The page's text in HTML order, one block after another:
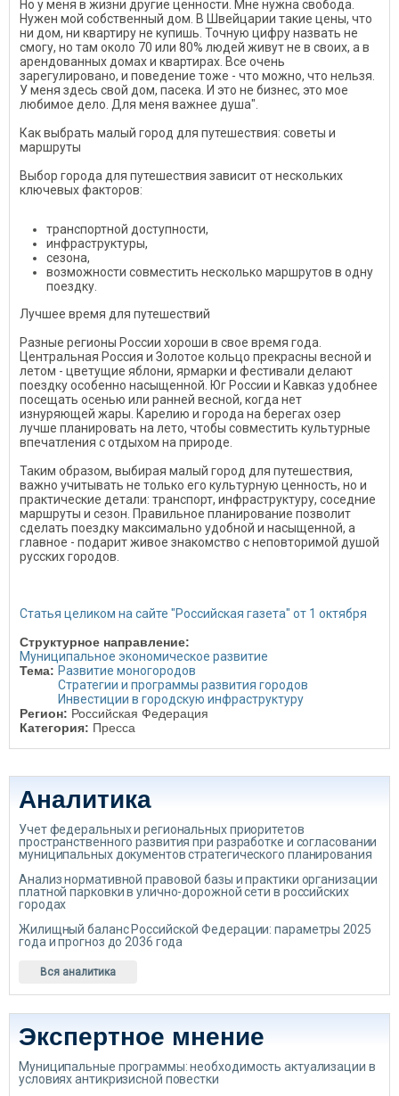
Но у меня в жизни другие ценности. Мне нужна свобода.
Нужен мой собственный дом. В Швейцарии такие цены, что
ни дом, ни квартиру не купишь. Точную цифру назвать не
смогу, но там около 70 или 80% людей живут не в своих, а в
арендованных домах и квартирах. Все очень
зарегулировано, и поведение тоже - что можно, что нельзя.
У меня здесь свой дом, пасека. И это не бизнес, это мое
любимое дело. Для меня важнее душа".
Как выбрать малый город для путешествия: советы и
маршруты
Выбор города для путешествия зависит от нескольких
ключевых факторов:
транспортной доступности,
инфраструктуры,
сезона,
возможности совместить несколько маршрутов в одну
поездку.
Лучшее время для путешествий
Разные регионы России хороши в свое время года.
Центральная Россия и Золотое кольцо прекрасны весной и
летом - цветущие яблони, ярмарки и фестивали делают
поездку особенно насыщенной. Юг России и Кавказ удобнее
посещать осенью или ранней весной, когда нет
изнуряющей жары. Карелию и города на берегах озер
лучше планировать на лето, чтобы совместить культурные
впечатления с отдыхом на природе.
Таким образом, выбирая малый город для путешествия,
важно учитывать не только его культурную ценность, но и
практические детали: транспорт, инфраструктуру, соседние
маршруты и сезон. Правильное планирование позволит
сделать поездку максимально удобной и насыщенной, а
главное - подарит живое знакомство с неповторимой душой
русских городов.
Статья целиком на сайте "Российская газета" от 1 октября
Структурное направление:
Муниципальное экономическое развитие
Тема: Развитие моногородов
Стратегии и программы развития городов
Инвестиции в городскую инфраструктуру
Регион: Российская Федерация
Категория: Пресса
Аналитика
Учет федеральных и региональных приоритетов
пространственного развития при разработке и согласовании
муниципальных документов стратегического планирования
Анализ нормативной правовой базы и практики организации
платной парковки в улично-дорожной сети в российских
городах
Жилищный баланс Российской Федерации: параметры 2025
года и прогноз до 2036 года
Вся аналитика
Экспертное мнение
Муниципальные программы: необходимость актуализации в
условиях антикризисной повестки